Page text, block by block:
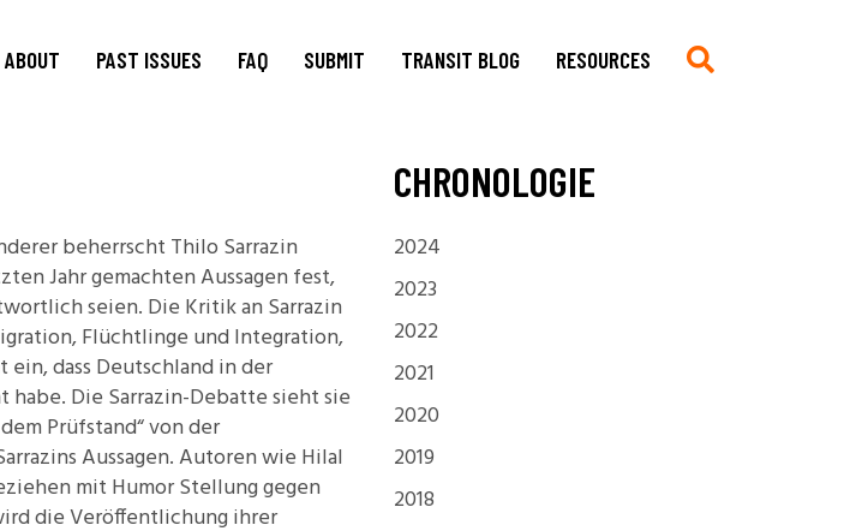
ABOUT
Boards
TRANSITBlog Editorial
Board
Join Us
Current CfP
PAST ISSUES
14.2 Borderlands
14.1 Borderlands
13.2: Archival Engagement
Special Issue: Homeland
13.1: Traveling Forms
12.2: Landscapes of
Migration
12.1: Landscapes of
FAQ SUBMIT
Multimedia, Translations,
Creative Work
Book Reviews
Stylesheet
TRANSIT BLOG RESOURCES
Chronologie auf Deutsch
beherrscht Thilo Sarrazin
Jahr gemachten Aussagen fest,
seien. Die Kritik an Sarrazin
Flüchtlinge und Integration,
dass Deutschland in der
Die Sarrazin-Debatte sieht sie
Prüfstand“von der
Aussagen. Autoren wie Hilal
mit Humor Stellung gegen
dieVeröffentlichungihrer
CHRONOLOGIE
2024
2023
2022
2021
2020
2019
2018